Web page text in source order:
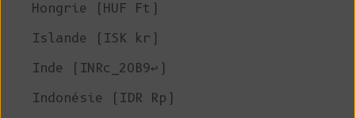
Hongrie (HUF Ft)
Islande (ISK kr)
Inde (INRc_20B9↩)
Indonésie (IDR Rp)